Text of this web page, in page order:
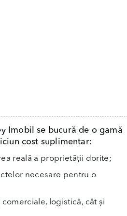
Imobil se bucură de o gamă
cost suplimentar:
reală a proprietății dorite;
necesare pentru o
logistică, cât și